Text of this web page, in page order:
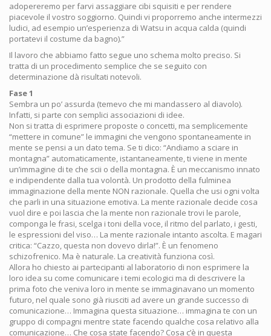
adopereremo per farvi assaggiare cibi squisiti e per rendere
piacevole il vostro soggiorno. Quindi vi proporremo anche intermezzi
ludici, ad esempio un’esperienza di Watsu in acqua calda (quindi
portatevi il costume da bagno).”
Il lavoro che abbiamo fatto segue uno schema molto preciso. Si
tratta di un procedimento semplice che se seguito con
determinazione dà risultati notevoli.
Fase 1
Sembra un po’ assurda (temevo che mi mandassero al diavolo).
Infatti, si parte con semplici associazioni di idee.
Non si tratta di esprimere proposte o concetti, ma semplicemente
“mettere in comune” le immagini che vengono spontaneamente in
mente se pensi a un dato tema. Se ti dico: “Andiamo a sciare in
montagna” automaticamente, istantaneamente, ti viene in mente
un’immagine di te che scii o della montagna. È un meccanismo innato
e indipendente dalla tua volontà. Un prodotto della fulminea
immaginazione della mente NON razionale. Quella che usi ogni volta
che parli in una situazione emotiva. La mente razionale decide cosa
vuol dire e poi lascia che la mente non razionale trovi le parole,
componga le frasi, scelga i toni della voce, il ritmo del parlato, i gesti,
le espressioni del viso… La mente razionale intanto ascolta. E magari
critica: “Cazzo, questa non dovevo dirla!”. È un fenomeno
schizofrenico. Ma è naturale. La creatività funziona così.
Allora ho chiesto ai partecipanti al laboratorio di non esprimere la
loro idea su come comunicare i temi ecologici ma di descrivere la
prima foto che veniva loro in mente se immaginavano un momento
futuro, nel quale sono già riusciti ad avere un grande successo di
comunicazione… Immagina questa situazione… immagina te con un
gruppo di compagni mentre state facendo qualche cosa relativo alla
comunicazione… Che cosa state facendo? Cosa c’è in questa